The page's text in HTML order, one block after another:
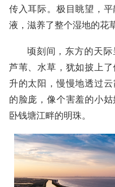
传入耳际。极目眺望，
液，滋养了整个湿地的花
顷刻间，东方的天
芦苇、水草，犹如披上
升的太阳，慢慢地透过
的脸庞，像个害羞的小
卧钱塘江畔的明珠。